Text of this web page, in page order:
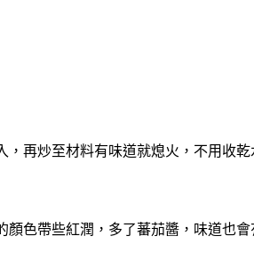
再炒至材料有味道就熄火，不用收
色帶些紅潤，多了蕃茄醬，味道也